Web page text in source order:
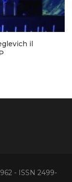
il
- ISSN 2499-